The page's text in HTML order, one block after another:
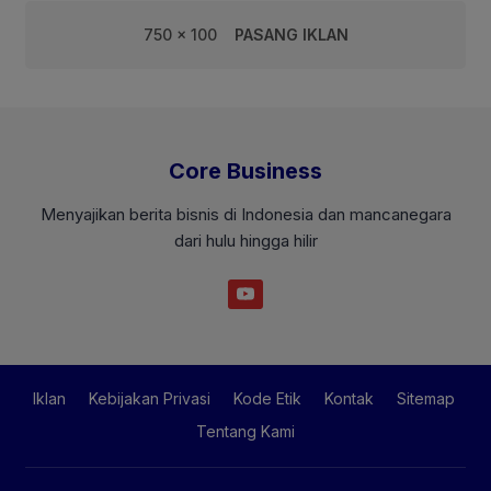
750 x 100 PASANG IKLAN
Core Business
Menyajikan berita bisnis di Indonesia dan mancanegara
dari hulu hingga hilir
Iklan Kebijakan Privasi Kode Etik Kontak
Sitemap
Tentang Kami